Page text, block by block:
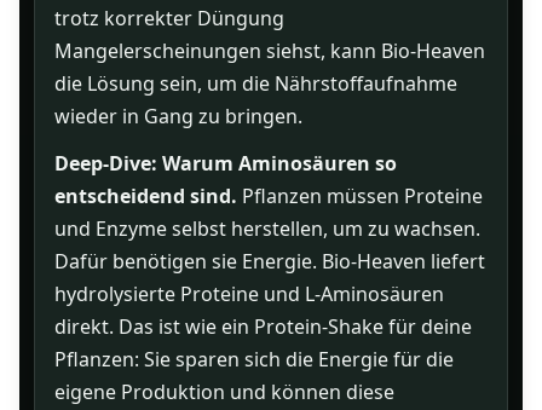
trotz korrekter Düngung
Mangelerscheinungen siehst, kann Bio-Heaven
die Lösung sein, um die Nährstoffaufnahme
wieder in Gang zu bringen.
Deep-Dive: Warum Aminosäuren so
entscheidend sind. Pflanzen müssen Proteine
und Enzyme selbst herstellen, um zu wachsen.
Dafür benötigen sie Energie. Bio-Heaven liefert
hydrolysierte Proteine und L-Aminosäuren
direkt. Das ist wie ein Protein-Shake für deine
Pflanzen: Sie sparen sich die Energie für die
eigene Produktion und können diese